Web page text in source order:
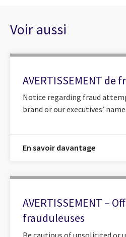
Voir aussi
AVERTISSEMENT de
Notice regarding fraud
brand or our executives’
En savoir davantage
AVERTISSEMENT –
frauduleuses
Be cautious of unsolicited or